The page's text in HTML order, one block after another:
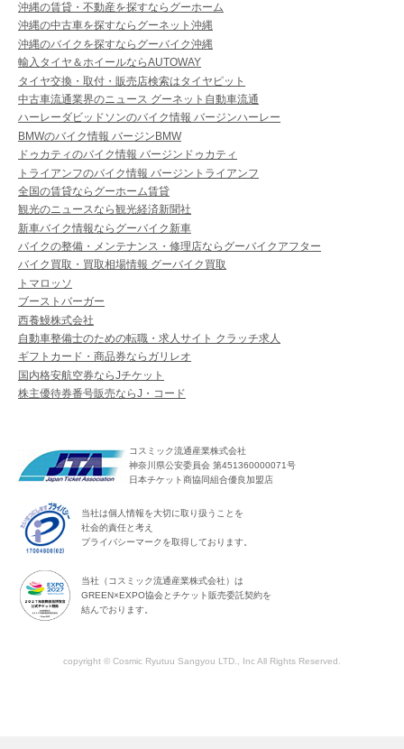
沖縄の賃貸・不動産を探すならグーホーム
沖縄の中古車を探すならグーネット沖縄
沖縄のバイクを探すならグーバイク沖縄
輸入タイヤ＆ホイールならAUTOWAY
タイヤ交換・取付・販売店検索はタイヤピット
中古車流通業界のニュース グーネット自動車流通
ハーレーダビッドソンのバイク情報 バージンハーレー
BMWのバイク情報 バージンBMW
ドゥカティのバイク情報 バージンドゥカティ
トライアンフのバイク情報 バージントライアンフ
全国の賃貸ならグーホーム賃貸
観光のニュースなら観光経済新聞社
新車バイク情報ならグーバイク新車
バイクの整備・メンテナンス・修理店ならグーバイクアフター
バイク買取・買取相場情報 グーバイク買取
トマロッソ
ブーストバーガー
西養鰻株式会社
自動車整備士のための転職・求人サイト クラッチ求人
ギフトカード・商品券ならガリレオ
国内格安航空券ならJチケット
株主優待券番号販売ならJ・コード
コスミック流通産業株式会社
神奈川県公安委員会 第451360000071号
日本チケット商協同組合優良加盟店
当社は個人情報を大切に取り扱うことを
社会的責任と考え
プライバシーマークを取得しております。
当社（コスミック流通産業株式会社）は
GREEN×EXPO協会とチケット販売委託契約を
結んでおります。
copyright © Cosmic Ryutuu Sangyou LTD., Inc All Rights Reserved.